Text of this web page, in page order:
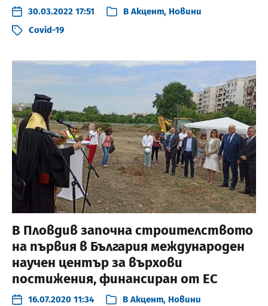
30.03.2022 17:51 В Акцент, Новини
Covid-19
В Пловдив започна строителството
на първия в България международен
научен център за върхови
постижения, финансиран от ЕС
16.07.2020 11:34 В Акцент, Новини